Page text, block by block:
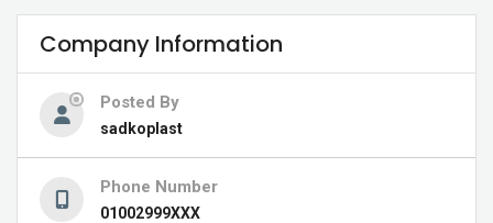
Company Information
Posted By
sadkoplast
Phone Number
01002999XXX